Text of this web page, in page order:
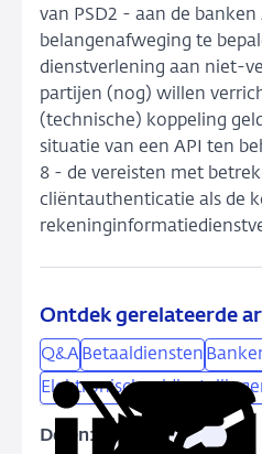
van PSD2 - aan de
belangenafweging te
dienstverlening aan niet-
partijen (nog) willen
(technische) koppeling
situatie van een API ten
8 - de vereisten met
cliëntauthenticatie als de
Ontdek gerelateerde
Q&ABetaaldiensten
Delen:
Deel
DeelDeelKopieer